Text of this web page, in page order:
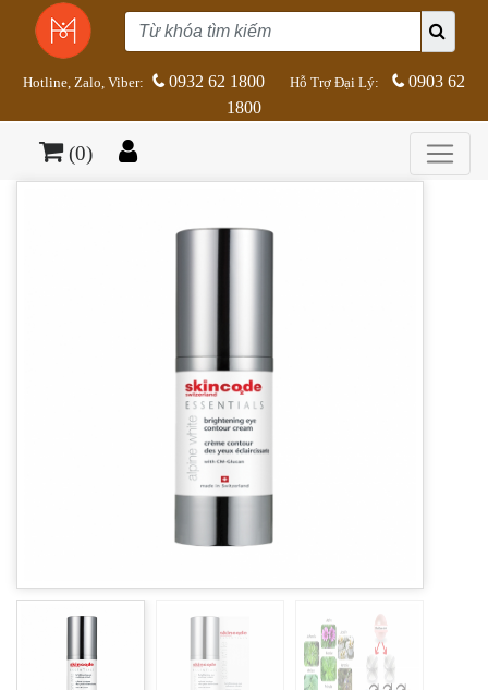
Hotline, Zalo, Viber: 0932 62 1800 Hỗ Trợ Đại Lý:
0903 62
1800
(0)